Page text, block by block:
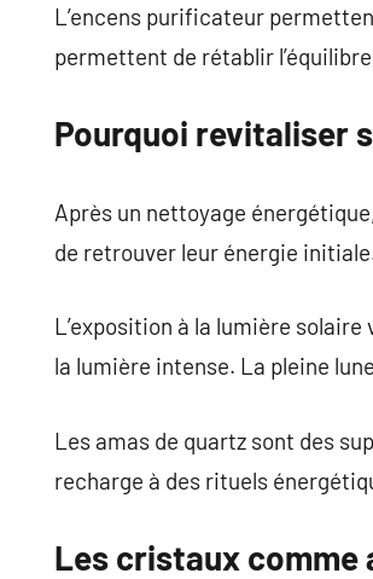
L’encens purificateur
permettent de rétablir
Pourquoi revitaliser
Après un nettoyage
de retrouver leur énergie
L’exposition à la lumière
la lumière intense. La pleine
Les amas de quartz sont des
recharge à des rituels
Les cristaux comme